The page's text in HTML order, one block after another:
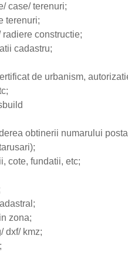
case/ terenuri;
terenuri;
radiere constructie;
cadastru;
de urbanism,
obtinerii numarului
cote, fundatii, etc;
zona;
dxf/ kmz;